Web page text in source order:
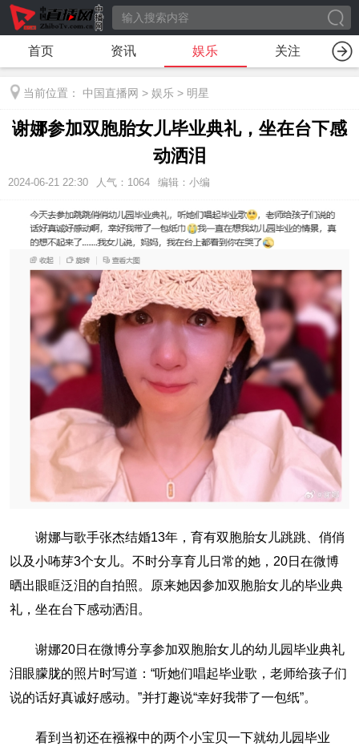
首页 资讯 娱乐 关注
当前位置： 中国直播网 > 娱乐 > 明星
谢娜参加双胞胎女儿毕业典礼，坐在台下感
动洒泪
2024-06-21 22:30 人气： 1064 编辑：小编
谢娜与歌手张杰结婚13年，育有双胞胎女儿跳跳、俏俏
以及小咘芽3个女儿。不时分享育儿日常的她，20日在微博
晒出眼眶泛泪的自拍照。原来她因参加双胞胎女儿的毕业典
礼，坐在台下感动洒泪。
谢娜20日在微博分享参加双胞胎女儿的幼儿园毕业典礼
泪眼朦胧的照片时写道：“听她们唱起毕业歌，老师给孩子们
说的话好真诚好感动。”并打趣说“幸好我带了一包纸”。
看到当初还在襁褓中的两个小宝贝一下就幼儿园毕业